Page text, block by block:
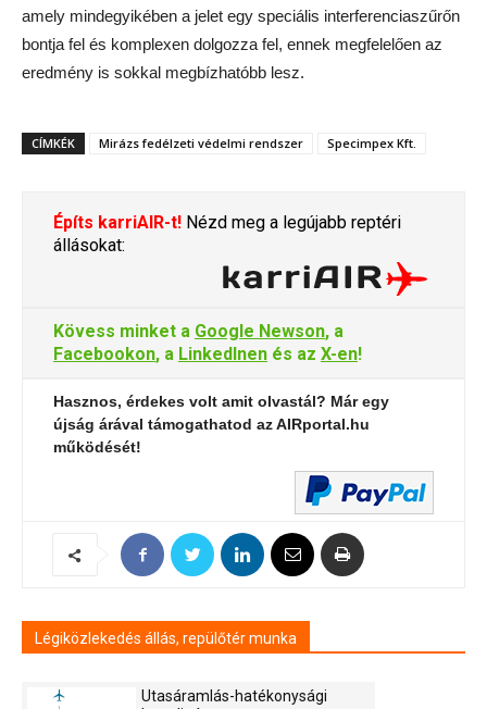
amely mindegyikében a jelet egy speciális interferenciaszűrőn
bontja fel és komplexen dolgozza fel, ennek megfelelően az
eredmény is sokkal megbízhatóbb lesz.
CÍMKÉK Mirázs fedélzeti védelmi rendszer Specimpex Kft.
Építs karriAIR-t! Nézd meg a legújabb reptéri
állásokat:
Kövess minket a Google Newson, a
Facebookon, a LinkedInen és az X-en!
Hasznos, érdekes volt amit olvastál? Már egy
újság árával támogathatod az AIRportal.hu
működését!
Légiközlekedés állás, repülőtér munka
Utasáramlás-hatékonysági